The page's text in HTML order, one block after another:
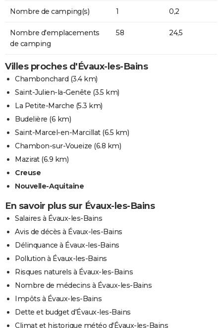
Nombre de camping(s) 1 0,2
Nombre d'emplacements
de camping
58 24,5
Villes proches d'Évaux-les-Bains
Chambonchard (3.4 km)
Saint-Julien-la-Genête (3.5 km)
La Petite-Marche (5.3 km)
Budelière (6 km)
Saint-Marcel-en-Marcillat(6.5 km)
Chambon-sur-Voueize (6.8 km)
Mazirat(6.9 km)
Creuse
Nouvelle-Aquitaine
En savoir plus sur Évaux-les-Bains
Salaires à Évaux-les-Bains
Avis de décès à Évaux-les-Bains
Délinquance à Évaux-les-Bains
Pollution à Évaux-les-Bains
Risques naturels à Évaux-les-Bains
Nombre de médecins à Évaux-les-Bains
Impôts à Évaux-les-Bains
Dette et budget d'Évaux-les-Bains
Climat et historique météo d'Évaux-les-Bains